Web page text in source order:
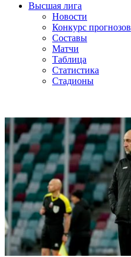
Высшая лига
Новости
Конкурс прогнозов
Составы
Матчи
Таблица
Статистика
Стадионы